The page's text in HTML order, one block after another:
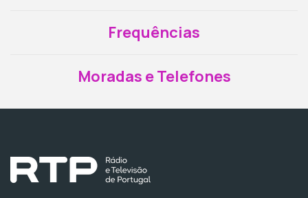
Frequências
Moradas e Telefones